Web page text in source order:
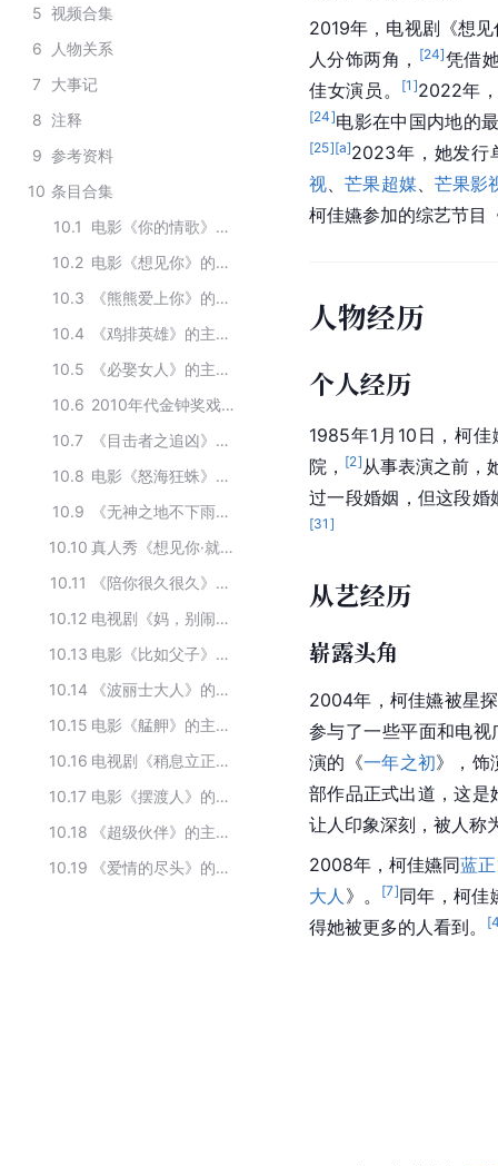
5 视频合集
6
人物关系
7
大事记
8 注释
9 参考资料
10 条目合集
10.1
电影《你的情歌》主要演员
10.2
电影《想见你》的主要演员
10.3
《熊熊爱上你》的主要演员
10.4
《鸡排英雄》的主要演员
10.5
《必娶女人》的主要演员
10.6
2010年代金钟奖戏剧节目女主角
10.7
《目击者之追凶》的主要演员
10.8
电影《怒海狂蛛》的演职人员
10.9
《无神之地不下雨》的主要演员
10.10
真人秀《想见你·就见你 Live彩蛋音乐会》的主要演出人员
10.11
《陪你很久很久》的主要演员
10.12
电视剧《妈，别闹了！》主要演员
10.13
电影《比如父子》主要演员
10.14
《波丽士大人》的主要演员
10.15
电影《艋舺》的主要演员
10.16
电视剧《稍息立正我爱你》的主要演员
10.17
电影《摆渡人》的主要演职员
10.18
《超级伙伴》的主要演员
10.19
《爱情的尽头》的主要演员
2019年，电视剧《想
人分饰两角， [24]凭借
佳女演员。
[1 ]2022年
[24]电影在中国内地的
[25][a]2023年，她发行
视 、芒果超媒、 芒果影
柯佳嬿参加的综艺节目
人物经历
个人经历
1985年1月10日，柯
院， [2] 从事表演之前，
过一段婚姻，但这段
[31 ]
从艺经历
崭露头角
2004年，柯佳嬿被星探
参与了一些平面和电视
演的《一年之初》，饰
部作品正式出道，这是
让人印象深刻，被人称
2008年，柯佳嬿同蓝
大人 》。 [7]同年，柯佳
得她被更多的人看到。
[